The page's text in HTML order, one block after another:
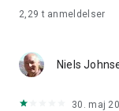
bestå. Samtidig
Ved brug af
2,29 t anmeldelser
Niels
30. maj